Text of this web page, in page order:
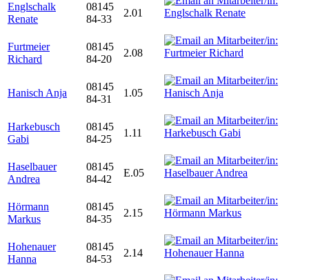
Englschalk
Renate
08145
84-33
2.01
Furtmeier
Richard
08145
84-20
2.08
Hanisch Anja
08145
84-31
1.05
Harkebusch
Gabi
08145
84-25
1.11
Haselbauer
Andrea
08145
84-42
E.05
Hörmann
Markus
08145
84-35
2.15
Hohenauer
Hanna
08145
84-53
2.14